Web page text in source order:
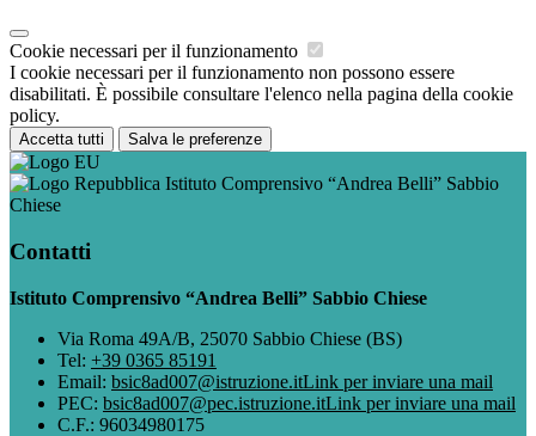
Cookie necessari per il funzionamento
I cookie necessari per il funzionamento non possono essere
disabilitati. È possibile consultare l'elenco nella pagina della cookie
policy.
Accetta tutti Salva le preferenze
Istituto Comprensivo “Andrea Belli” Sabbio
Chiese
Contatti
Istituto Comprensivo “Andrea Belli” Sabbio Chiese
Via Roma 49A/B, 25070 Sabbio Chiese (BS)
Tel: +39 0365 85191
Email: bsic8ad007@istruzione.itLink per inviare una mail
PEC: bsic8ad007@pec.istruzione.itLink per inviare una mail
C.F.: 96034980175